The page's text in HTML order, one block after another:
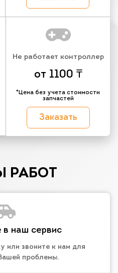
Не работает контроллер
от 1100 ₸
*Цена без учета стоимости
запчастей
Заказать
РАБОТ
наш сервис
или звоните к нам для
проблемы.